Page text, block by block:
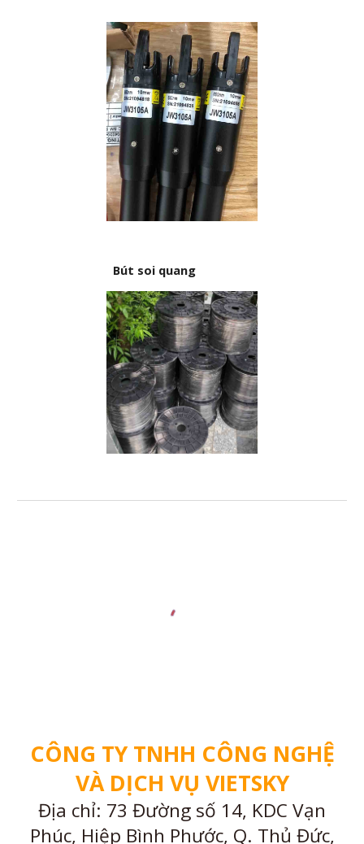
Bút soi quang
CÔNG TY TNHH CÔNG NGHỆ
VÀ DỊCH VỤ VIETSKY
Địa chỉ: 73 Đường số 14, KDC Vạn
Phúc, Hiệp Bình Phước, Q. Thủ Đức,